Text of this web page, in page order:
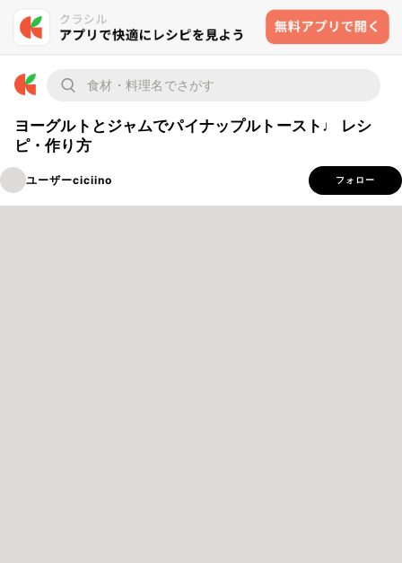
ヨーグルトとジャムでパイナップルトースト♩ レシ
ピ・作り方
ユーザーciciino フォロー